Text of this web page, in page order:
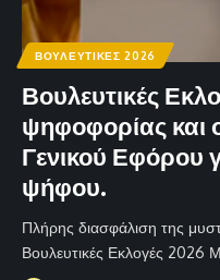
ΒΟΥΛΕΥΤΙΚΕΣ 2026
Βουλευτικές
ψηφοφορίας και
Γενικού Εφόρου
ψήφου.
Πλήρης διασφάλιση της
Βουλευτικές Εκλογές 2026